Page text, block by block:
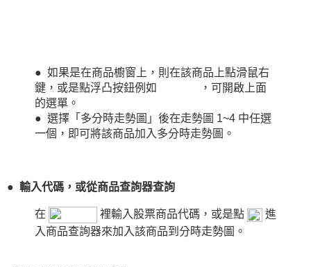
● 如果是在商品櫥窗上，則在該商品上點滑鼠右
鍵，或是點浮凸按鈕例如
，可開啟上面
的選單。
● 選擇「多分時走勢圖」後在走勢圖 1~4 中任選
一個，即可將該商品加入多分時走勢圖。
● 輸入代碼，或從商品查詢器查詢
在 裡輸入股票商品代碼，或是點
進
入商品查詢器來加入該商品到分時走勢圖。